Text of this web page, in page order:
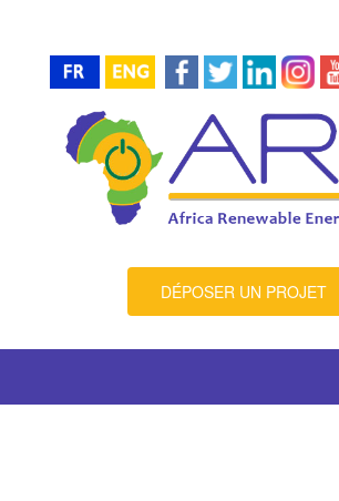
DÉPOSER UN PROJET